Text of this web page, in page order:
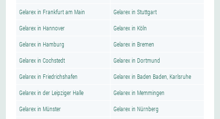
Gelarex in Frankfurt am Main Gelarex in Stuttgart
Gelarex in Hannover Gelarex in Köln
Gelarex in Hamburg Gelarex in Bremen
Gelarex in Cochstedt Gelarex in Dortmund
Gelarex in Friedrichshafen Gelarex in Baden Baden, Karlsruhe
Gelarex in der Leipziger Halle Gelarex in Memmingen
Gelarex in Münster Gelarex in Nürnberg